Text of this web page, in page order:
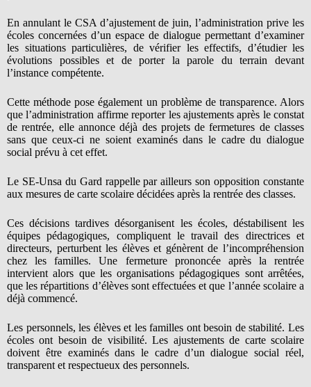
En annulant le CSA d’ajustement de juin, l’administration prive les
écoles concernées d’un espace de dialogue permettant d’examiner
les situations particulières, de vérifier les effectifs, d’étudier les
évolutions possibles et de porter la parole du terrain devant
l’instance compétente.
Cette méthode pose également un problème de transparence. Alors
que l’administration affirme reporter les ajustements après le constat
de rentrée, elle annonce déjà des projets de fermetures de classes
sans que ceux-ci ne soient examinés dans le cadre du dialogue
social prévu à cet effet.
Le SE-Unsa du Gard rappelle par ailleurs son opposition constante
aux mesures de carte scolaire décidées après la rentrée des classes.
Ces décisions tardives désorganisent les écoles, déstabilisent les
équipes pédagogiques, compliquent le travail des directrices et
directeurs, perturbent les élèves et génèrent de l’incompréhension
chez les familles. Une fermeture prononcée après la rentrée
intervient alors que les organisations pédagogiques sont arrêtées,
que les répartitions d’élèves sont effectuées et que l’année scolaire a
déjà commencé.
Les personnels, les élèves et les familles ont besoin de stabilité. Les
écoles ont besoin de visibilité. Les ajustements de carte scolaire
doivent être examinés dans le cadre d’un dialogue social réel,
transparent et respectueux des personnels.